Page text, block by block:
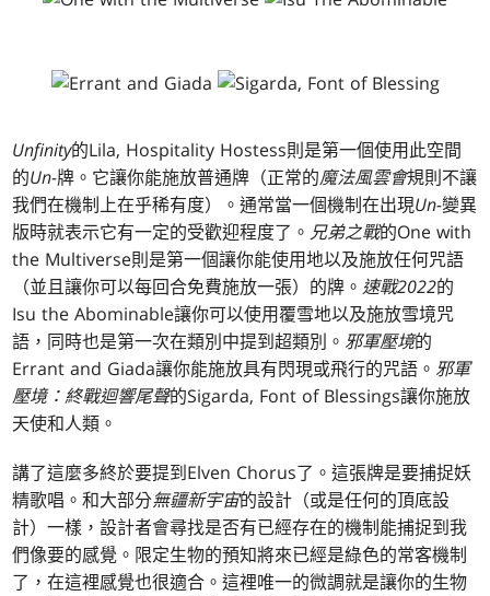
Unfinity的Lila, Hospitality Hostess則是第一個使用此空間
的Un-牌。它讓你能施放普通牌（正常的魔法風雲會規則不讓
我們在機制上在乎稀有度）。通常當一個機制在出現Un-變異
版時就表示它有一定的受歡迎程度了。 兄弟之戰的One with
the Multiverse則是第一個讓你能使用地以及施放任何咒語
（並且讓你可以每回合免費施放一張）的牌。 速戰2022的
Isu the Abominable讓你可以使用覆雪地以及施放雪境咒
語，同時也是第一次在類別中提到超類別。 邪軍壓境的
Errant and Giada讓你能施放具有閃現或飛行的咒語。 邪軍
壓境：終戰迴響尾聲的Sigarda, Font of Blessings讓你施放
天使和人類。
講了這麼多終於要提到Elven Chorus了。這張牌是要捕捉妖
精歌唱。和大部分無疆新宇宙的設計（或是任何的頂底設
計）一樣，設計者會尋找是否有已經存在的機制能捕捉到我
們像要的感覺。限定生物的預知將來已經是綠色的常客機制
了，在這裡感覺也很適合。這裡唯一的微調就是讓你的生物